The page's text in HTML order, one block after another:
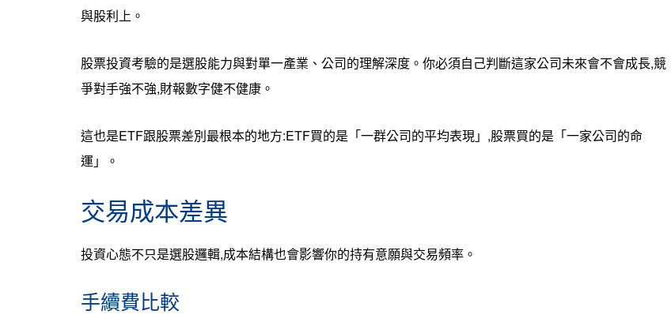
與股利上。
股票投資考驗的是選股能力與對單一產業、公司的理解深度。你必須自己判斷這家公司未來會不會成長,競
爭對手強不強,財報數字健不健康。
這也是ETF跟股票差別最根本的地方:ETF買的是「一群公司的平均表現」,股票買的是「一家公司的命
運」。
交易成本差異
投資心態不只是選股邏輯,成本結構也會影響你的持有意願與交易頻率。
手續費比較